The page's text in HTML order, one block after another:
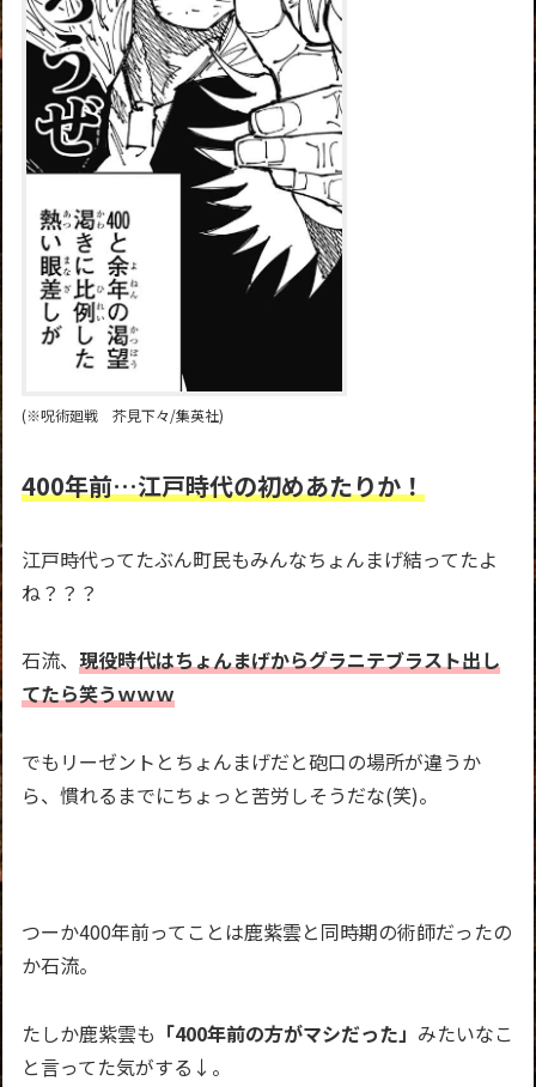
(※呪術廻戦 芥見下々/集英社)
400年前…江戸時代の初めあたりか！
江戸時代ってたぶん町民もみんなちょんまげ結ってたよ
ね？？？
石流、現役時代はちょんまげからグラニテブラスト出し
てたら笑うｗｗｗ
でもリーゼントとちょんまげだと砲口の場所が違うか
ら、慣れるまでにちょっと苦労しそうだな(笑)。
つーか400年前ってことは鹿紫雲と同時期の術師だったの
か石流。
たしか鹿紫雲も 「400年前の方がマシだった」 みたいなこ
と言ってた気がする↓。